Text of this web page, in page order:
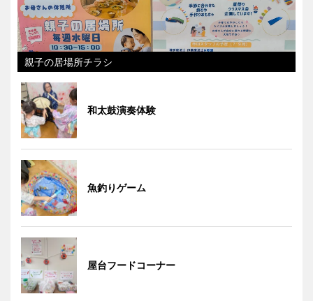
親子の居場所チラシ
和太鼓演奏体験
魚釣りゲーム
屋台フードコーナー